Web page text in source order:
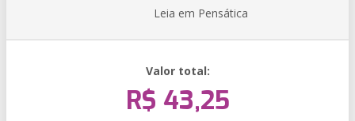
Leia em Pensática
Valor total:
R$ 43,25